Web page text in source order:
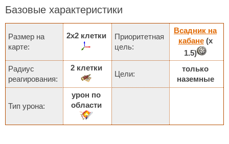
Базовые характеристики
Размер на
карте:
2х2 клетки
Приоритетная
цель:
Всадник на
кабане(х
1.5)
Радиус
реагирования:
2 клетки
Цели:
только
наземные
Тип урона:
урон по
области